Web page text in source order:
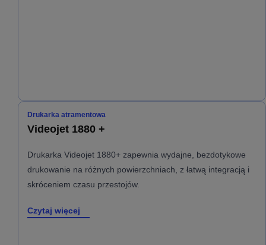
Drukarka atramentowa
Videojet 1880 +
Drukarka Videojet 1880+ zapewnia wydajne, bezdotykowe
drukowanie na różnych powierzchniach, z łatwą integracją i
skróceniem czasu przestojów.
Czytaj więcej